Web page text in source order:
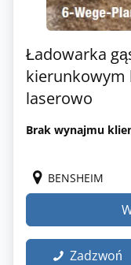
Ładowarka
kierunkowym
laserowo
Brak wynajmu
BENSHEIM
Zadzwoń